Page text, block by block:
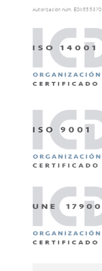
Autorización núm. E08555370